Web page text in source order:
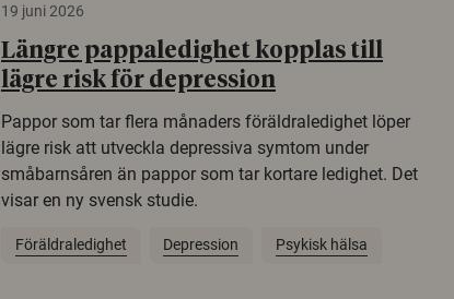
19 juni 2026
Längre pappaledighet kopplas till
lägre risk för depression
Pappor som tar flera månaders föräldraledighet löper
lägre risk att utveckla depressiva symtom under
småbarnsåren än pappor som tar kortare ledighet. Det
visar en ny svensk studie.
Föräldraledighet Depression Psykisk hälsa